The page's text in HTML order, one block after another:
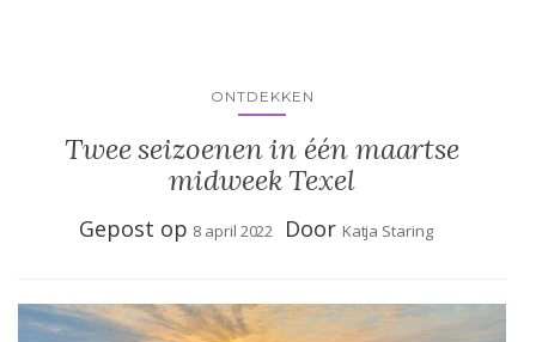
ONTDEKKEN
Twee seizoenen in één maartse
midweek Texel
Gepost op 8 april 2022 Door Katja Staring